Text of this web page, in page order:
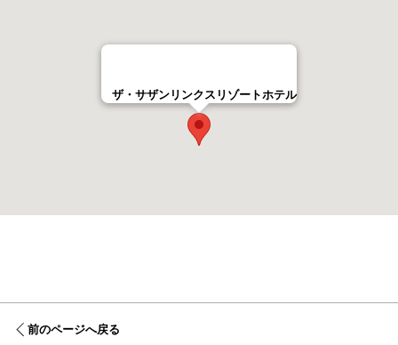
ザ・サザンリンクスリゾートホテル
前のページへ戻る